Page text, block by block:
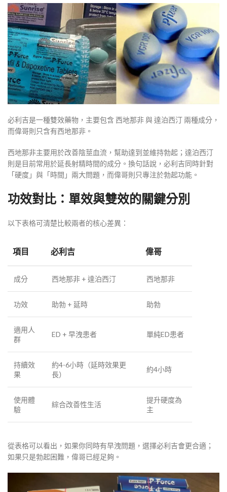
必利吉是一種雙效藥物，主要包含西地那非與達泊西汀 兩種成分，
而偉哥則只含有西地那非。
西地那非主要用於改善陰莖血流，幫助達到並維持勃起；達泊西汀
則是目前常用於延長射精時間的成分。換句話說，必利吉同時針對
「硬度」與「時間」兩大問題，而偉哥則只專注於勃起功能。
功效對比：單效與雙效的關鍵分別
以下表格可清楚比較兩者的核心差異：
項目 必利吉 偉哥
成分 西地那非 + 達泊西汀 西地那非
功效 助勃 + 延時 助勃
適用人
群
ED + 早洩患者 單純ED患者
持續效
果
約4-6小時（延時效果更
長）
約4小時
使用體
驗
綜合改善性生活
提升硬度為
主
從表格可以看出，如果你同時有早洩問題，選擇必利吉會更合適；
如果只是勃起困難，偉哥已經足夠。